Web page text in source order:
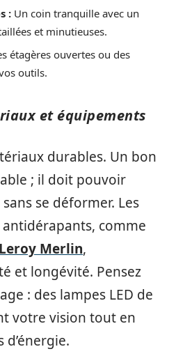
: Un coin tranquille avec un
et minutieuses.
étagères ouvertes ou des
outils.
et équipements
durables. Un bon
; il doit pouvoir
se déformer. Les
comme
Leroy Merlin,
et longévité. Pensez
: des lampes LED de
votre vision tout en